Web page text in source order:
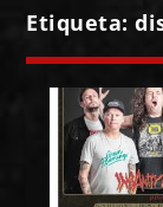
Etiqueta: